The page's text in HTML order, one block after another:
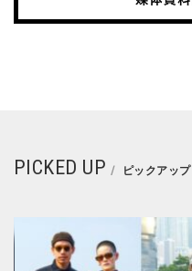
PICKED UP ピックアップ